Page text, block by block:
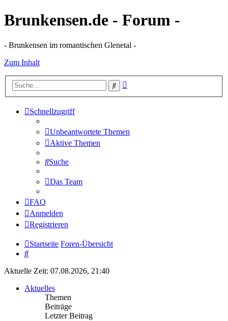
Brunkensen.de - Forum -
- Brunkensen im romantischen Glenetal -
Zum Inhalt
Suche
Schnellzugriff
Unbeantwortete Themen
Aktive Themen
Suche
Das Team
FAQ
Anmelden
Registrieren
Startseite Foren-Übersicht
Suche
Aktuelle Zeit: 07.08.2026, 21:40
Aktuelles
Themen
Beiträge
Letzter Beitrag